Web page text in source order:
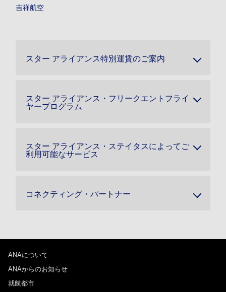
吉祥航空
スター アライアンス特別運賃のご案内
スター アライアンス・フリークエントフライ
ヤープログラム
スター アライアンス・ステイタスによってご
利用可能なサービス
コネクティング・パートナー
ANAについて
ANAからのお知らせ
就航都市